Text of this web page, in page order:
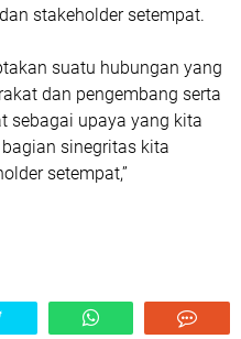
stakeholder setempat.
suatu hubungan yang
dan pengembang serta
sebagai upaya yang kita
sinegritas kita
setempat,”